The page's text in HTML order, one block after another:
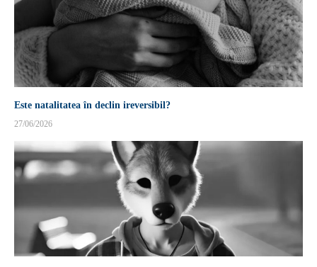
Este natalitatea în declin ireversibil?
27/06/2026